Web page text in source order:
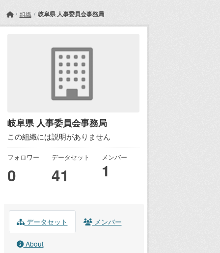
組織 岐阜県 人事委員会事務局
岐阜県 人事委員会事務局
この組織には説明がありません
フォロワー
0
データセット
41
メンバー
1
データセット メンバー
About